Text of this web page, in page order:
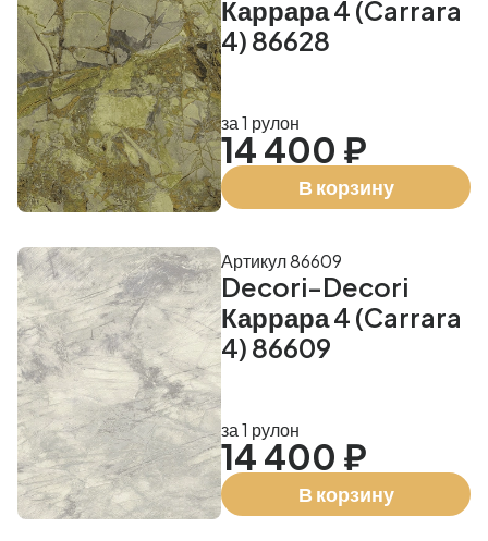
Каррара 4 (Carrara
4) 86628
за 1 рулон
14 400 ₽
В корзину
Decori-Decori
Каррара 4 (Carrara
4) 86609
Артикул 86609
за 1 рулон
14 400 ₽
В корзину